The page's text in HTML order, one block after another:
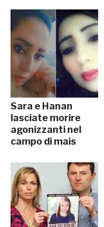
Sara e Hanan
lasciate morire
agonizzanti nel
campo di mais